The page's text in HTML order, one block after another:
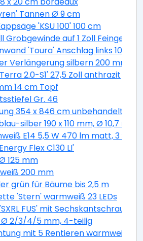
Tannen Ø 9 cm
'KSU 100' 100 cm
Grobgewinde auf 1 Zoll
'Toura' Anschlag links 100 x
Verlängerung silbern 200 mm 11-
2.0-S1' 27,5 Zoll anthrazit
14 cm Topf
Gr. 46
354 x 846 cm unbehandelt 6
silber 190 x 110 mm, Ø 10,7 mm
E14 5,5 W 470 lm matt, 3
Flex C130 LI'
125 mm
200 mm
grün für Bäume bis 2,5 m
'Stern' warmweiß 23 LEDs
FUS' mit Sechskantschraube,
2/3/4/5 mm, 4-teilig
mit 5 Rentieren warmweiß